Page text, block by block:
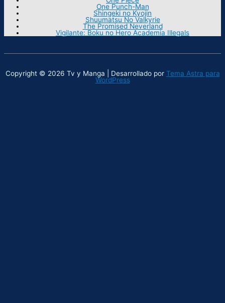
One Punch-Man
Shingeki no Kyojin
Shuumatsu No Valkyrie
The Promised Neverland
Vigilante: Boku no Hero Academia Illegals
Copyright © 2026 Tv y Manga | Desarrollado por Tema Astra para
WordPress